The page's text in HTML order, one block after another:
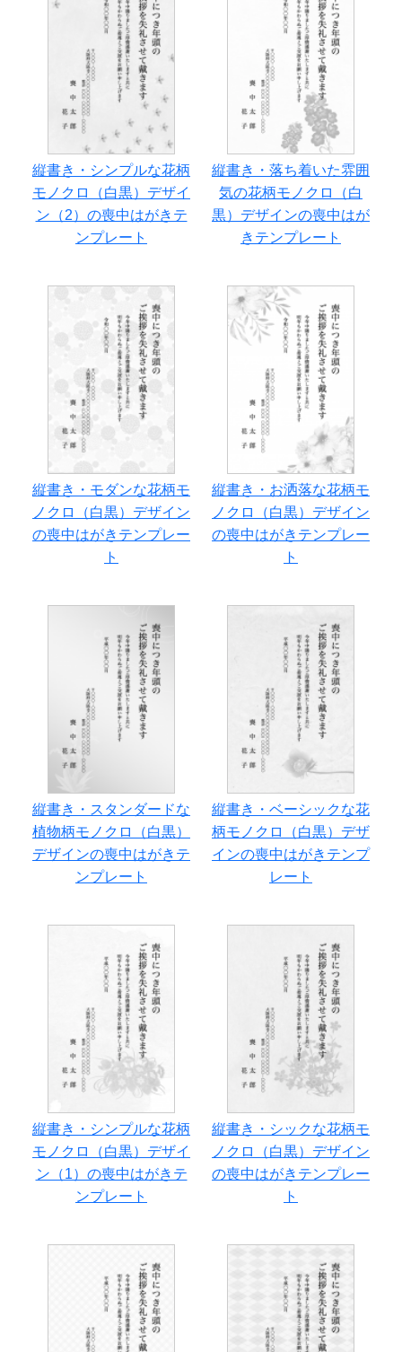
縦書き・シンプルな花柄
モノクロ（白黒）デザイ
ン（2）の喪中はがきテ
ンプレート
縦書き・落ち着いた雰囲
気の花柄モノクロ（白
黒）デザインの喪中はが
きテンプレート
縦書き・モダンな花柄モ
ノクロ（白黒）デザイン
の喪中はがきテンプレー
ト
縦書き・お洒落な花柄モ
ノクロ（白黒）デザイン
の喪中はがきテンプレー
ト
縦書き・スタンダードな
植物柄モノクロ（白黒）
デザインの喪中はがきテ
ンプレート
縦書き・ベーシックな花
柄モノクロ（白黒）デザ
インの喪中はがきテンプ
レート
縦書き・シンプルな花柄
モノクロ（白黒）デザイ
ン（1）の喪中はがきテ
ンプレート
縦書き・シックな花柄モ
ノクロ（白黒）デザイン
の喪中はがきテンプレー
ト